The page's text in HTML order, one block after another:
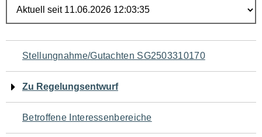
Navigation
für
den
Seiteninhalt
Stellungnahme/Gutachten SG2503310170
Zu Regelungsentwurf
Betroffene Interessenbereiche